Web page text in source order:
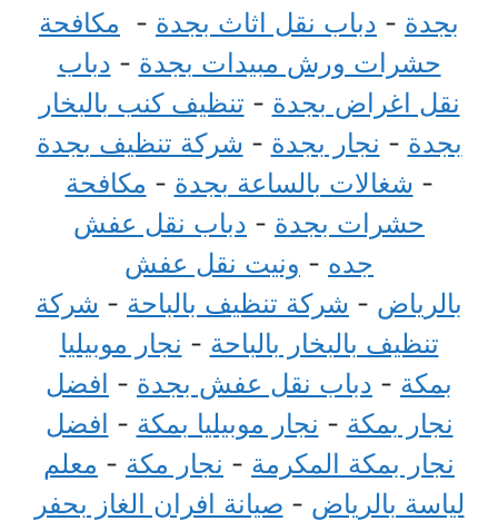
بجدة - دباب نقل اثاث بجدة - مكافحة
حشرات ورش مبيدات بجدة - دباب
نقل اغراض بجدة - تنظيف كنب بالبخار
بجدة - نجار بجدة - شركة تنظيف بجدة
- شغالات بالساعة بجدة - مكافحة
حشرات بجدة - دباب نقل عفش
جده - ونيت نقل عفش
بالرياض - شركة تنظيف بالباحة - شركة
تنظيف بالبخار بالباحة - نجار موبيليا
بمكة - دباب نقل عفش بجدة - افضل
نجار بمكة - نجار موبيليا بمكة - افضل
نجار بمكة المكرمة - نجار مكة - معلم
لياسة بالرياض - صيانة افران الغاز بحفر